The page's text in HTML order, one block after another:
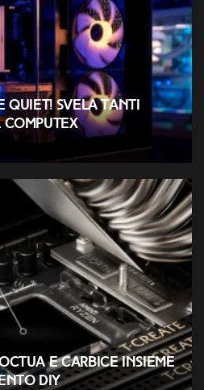
be quiet! svela tanti
e Carbice insieme
DIY